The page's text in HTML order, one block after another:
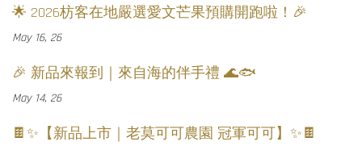
🌟 2026枋客在地嚴選愛文芒果預購開跑啦！🎉
May 16, 26
🎉 新品來報到｜來自海的伴手禮 🌊🐟
May 14, 26
🍫✨【新品上市｜老莫可可農園 冠軍可可】✨🍫